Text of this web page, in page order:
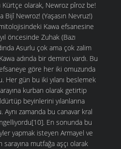
olarak, Newroz pîroz be!
Newroz! (Yaşasın Nevruz!)
Kawa efsanesine
öncesinde Zuhak (Bazı
Asurlu çok ama çok zalim
adında bir demirci vardı. Bu
göre her iki omuzunda
Her gün bu iki yılanı beslemek
kurban olarak getirtip
beyinlerini yılanlarına
zamanda bu canavar kral
En sonunda bu
yapmak isteyen Armayel ve
sarayına mutfağa aşçı olarak